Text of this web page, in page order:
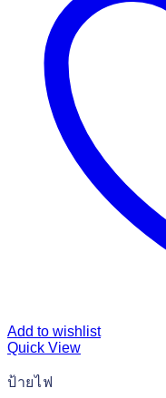
Add to wishlist
Quick View
ป้ายไฟ